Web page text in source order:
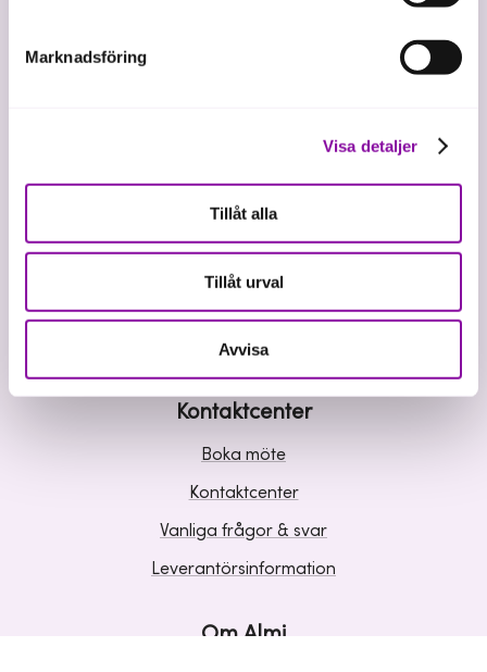
Marknadsföring
Visa detaljer
Tillåt alla
Tillåt urval
Avvisa
Våra tjänster
Riskkapital
Affärsutveckling
Kunskap och inspiration
Kontaktcenter
Boka möte
Kontaktcenter
Vanliga frågor & svar
Leverantörsinformation
Om Almi